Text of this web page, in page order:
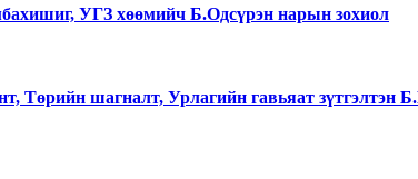
УГЗ хөөмийч Б.Одсүрэн нарын зохиол
Төрийн шагналт, Урлагийн гавьяат зүтгэлтэн